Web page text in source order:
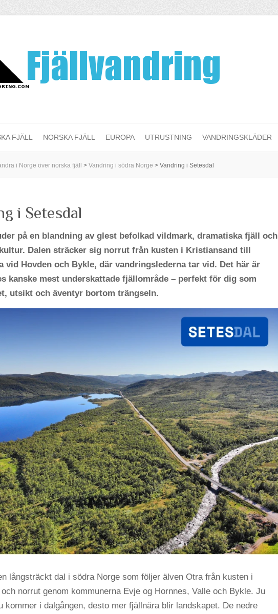
FJÄLL NORSKA FJÄLL EUROPA UTRUSTNING VANDRINGSKLÄDER
i Norge över norska fjäll > Vandring i södra Norge > Vandring i Setesdal
i Setesdal
på en blandning av glest befolkad vildmark, dramatiska fjäll och
Dalen sträcker sig norrut från kusten i Kristiansand till
vid Hovden och Bykle, där vandringslederna tar vid. Det här är
kanske mest underskattade fjällområde – perfekt för dig som
utsikt och äventyr bortom trängseln.
långsträckt dal i södra Norge som följer älven Otra från kusten i
norrut genom kommunerna Evje og Hornnes, Valle och Bykle. Ju
kommer i dalgången, desto mer fjällnära blir landskapet. De nedre